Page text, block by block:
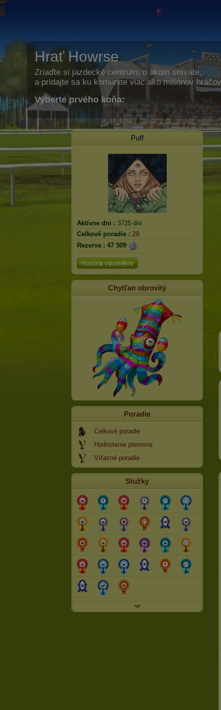
Hrať Howrse
Zriaďte si jazdecké centrum, o akom snívate,
a pridajte sa ku komunite viac ako miliónov
Vyberte prvého koňa:
Puff
Aktívne dni : 3725 dní
Celkové poradie : 29.
Rezerva : 47 509
História vlastníkov
Chytľan obrovitý
Poradie
Celkové poradie
Hodnotenie plemena
Víťazné poradie
Stužky